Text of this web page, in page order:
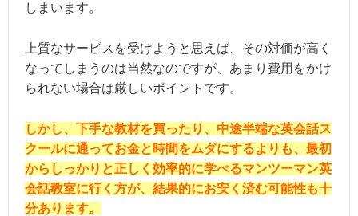
しまいます。
上質なサービスを受けようと思えば、その対価が高く
なってしまうのは当然なのですが、あまり費用をかけ
られない場合は厳しいポイントです。
しかし、下手な教材を買ったり、中途半端な英会話ス
クールに通ってお金と時間をムダにするよりも、最初
からしっかりと正しく効率的に学べるマンツーマン英
会話教室に行く方が、結果的にお安く済む可能性も十
分あります。